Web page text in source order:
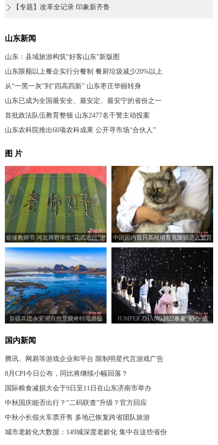
【专题】改革全记录 印象新齐鲁
山东新闻
山东：县域旅游构筑“好客山东”新版图
山东限额以上餐企实行分餐制 餐厨垃圾减少20%以上
从“一黑一灰”到“四高四新” 山东枣庄华丽转身
山东已成为全国最安全、最安定、最安宁的省份之一
首批政法队伍教育整顿 山东2477名干警主动投案
山东农科院推出60项农科成果 公开寻市场“合伙人”
图 片
迎接教师节 河北博野学生“花式表白”谢
师恩
中国国内首只高校培育克隆猫进入繁育
研究阶段
新疆兵团永安湖自然景观奇特而神秘
JUMPER ZHANG2022春夏“初心·盛
国内新闻
腾讯、网易等游戏企业和平台 限制明星代言游戏广告
8月CPI今日公布，同比将继续小幅回落？
国际粮食减损大会于9日至11日在山东济南市举办
中秋国庆能否出行？“二码联查”升级？官方回应
中秋小长假火车票开售 多地已恢复跨省团队旅游
城市老龄化大数据：149城深度老龄化 集中在这些省份